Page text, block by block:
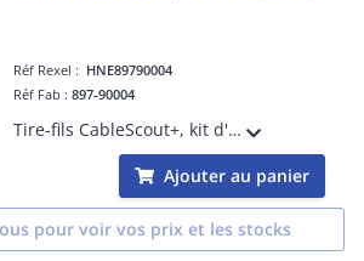
Réf Rexel : HNE89790004
Réf Fab :897-90004
Tire-fils CableScout+, kit d'accessoires : rallonge très souple blanche, 150mm, adaptateur, petit et grand crochet, boucle de guidage, tête ronde et plate de guidage, aimant, chaînette, bague
Ajouter au panier
pour voir vos prix et les stocks